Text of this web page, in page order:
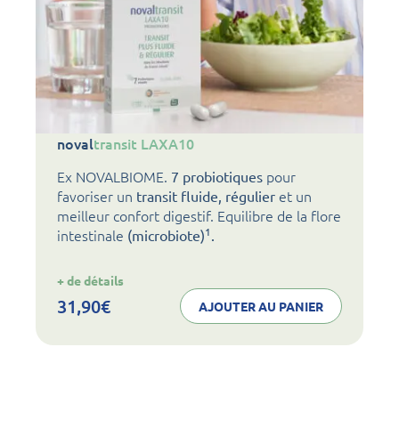
novaltransit LAXA10
Ex NOVALBIOME. 7 probiotiques pour
favoriser un transit fluide, régulier et un
meilleur confort digestif. Equilibre de la flore
intestinale (microbiote)1.
+ de détails
transit
31,90€ AJOUTER AU PANIER